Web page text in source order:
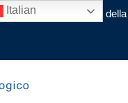
Musei nazionali della
Italian